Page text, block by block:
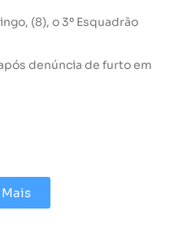
(8), o 3º Esquadrão
denúncia de furto em